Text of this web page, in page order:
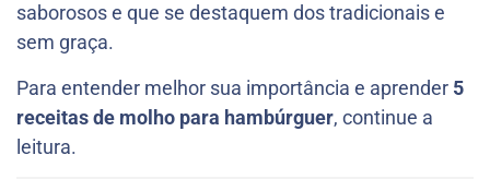
saborosos e que se destaquem dos tradicionais e
sem graça.
Para entender melhor sua importância e aprender 5
receitas de molho para hambúrguer, continue a
leitura.